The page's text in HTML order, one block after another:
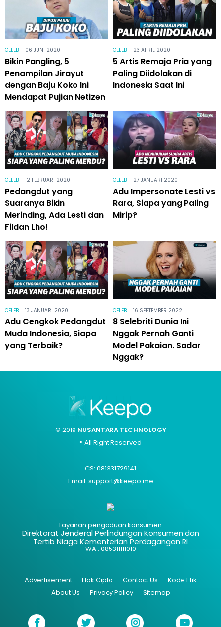
CELEB | 06 JUNI 2020
Bikin Pangling, 5
Penampilan Jirayut
dengan Baju Koko Ini
Mendapat Pujian Netizen
CELEB | 23 APRIL 2020
5 Artis Remaja Pria yang
Paling Diidolakan di
Indonesia Saat Ini
CELEB | 12 FEBRUARI 2020
Pedangdut yang
Suaranya Bikin
Merinding, Ada Lesti dan
Fildan Lho!
CELEB | 27 JANUARI 2020
Adu Impersonate Lesti vs
Rara, Siapa yang Paling
Mirip?
CELEB | 13 JANUARI 2020
Adu Cengkok Pedangdut
Muda Indonesia, Siapa
yang Terbaik?
CELEB | 16 SEPTEMBER 2022
8 Selebriti Dunia Ini
Nggak Pernah Ganti
Model Pakaian. Sadar
Nggak?
© 2019 NUSANTARA TECHNOLOGY
® All Right Reserved
CS: 081331729141
Email: support@keepo.me
Layanan pengaduan konsumen
Direktorat Jenderal Perlindungan Konsumen dan
Tertib Niaga Kementerian Perdagangan RI
WA : 085311111010
Advertisement Hak Cipta Contact Us
Kode Etik
About Us
Privacy Policy Sitemap